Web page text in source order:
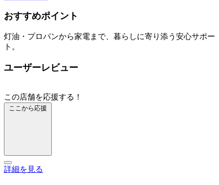
おすすめポイント
灯油・プロパンから家電まで、暮らしに寄り添う安心サポー
ト。
ユーザーレビュー
この店舗を応援する！
ここから応援
詳細を見る